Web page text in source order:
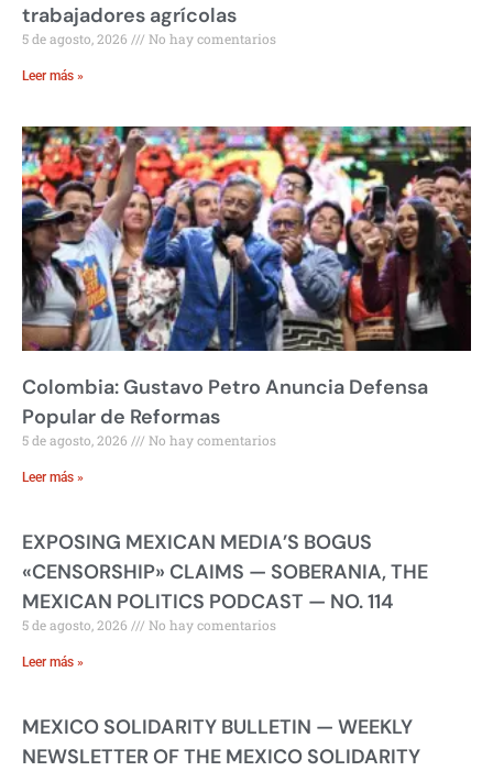
trabajadores agrícolas
5 de agosto, 2026 No hay comentarios
Leer más »
Colombia: Gustavo Petro Anuncia Defensa
Popular de Reformas
5 de agosto, 2026 No hay comentarios
Leer más »
EXPOSING MEXICAN MEDIA’S BOGUS
«CENSORSHIP» CLAIMS — SOBERANIA, THE
MEXICAN POLITICS PODCAST — NO. 114
5 de agosto, 2026 No hay comentarios
Leer más »
MEXICO SOLIDARITY BULLETIN — WEEKLY
NEWSLETTER OF THE MEXICO SOLIDARITY